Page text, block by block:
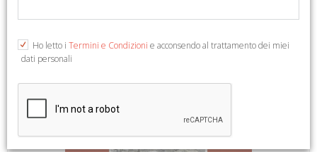
Architettura e Urbanistica). (Architettura, urbanistica e
ambiente). (Archeologia e restauro).
Ho letto i Termini e Condizioni e acconsendo al trattamento dei miei
dati personali